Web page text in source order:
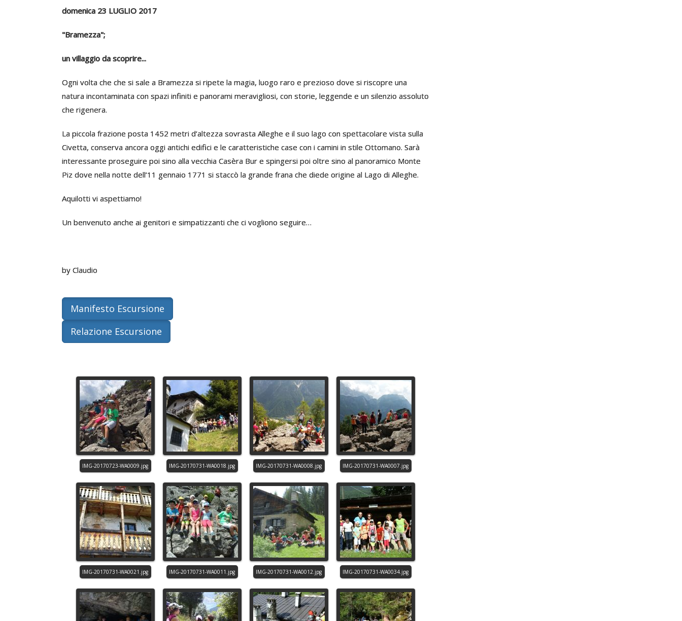
domenica 23 LUGLIO 2017
"Bramezza";
un villaggio da scoprire...
Ogni volta che che si sale a Bramezza si ripete la magia, luogo raro e prezioso dove si riscopre una
natura incontaminata con spazi infiniti e panorami meravigliosi, con storie, leggende e un silenzio assoluto
che rigenera.
La piccola frazione posta 1452 metri d’altezza sovrasta Alleghe e il suo lago con spettacolare vista sulla
Civetta, conserva ancora oggi antichi edifici e le caratteristiche case con i camini in stile Ottomano. Sarà
interessante proseguire poi sino alla vecchia Casèra Bur e spingersi poi oltre sino al panoramico Monte
Piz dove nella notte dell’11 gennaio 1771 si staccò la grande frana che diede origine al Lago di Alleghe.
Aquilotti vi aspettiamo!
Un benvenuto anche ai genitori e simpatizzanti che ci vogliono seguire…
by Claudio
Manifesto Escursione
Relazione Escursione